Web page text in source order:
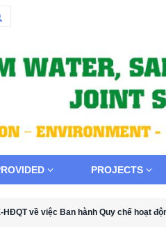
PROJECTS
HĐQT về việc Ban hành Quy chế hoạt